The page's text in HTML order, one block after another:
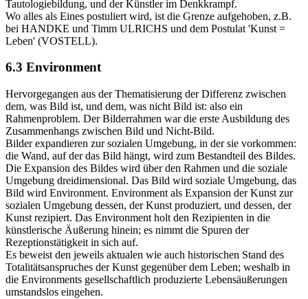
Tautologiebildung, und der Künstler im Denkkrampf.
Wo alles als Eines postuliert wird, ist die Grenze aufgehoben, z.B.
bei HANDKE und Timm ULRICHS und dem Postulat 'Kunst =
Leben' (VOSTELL).
6.3 Environment
Hervorgegangen aus der Thematisierung der Differenz zwischen
dem, was Bild ist, und dem, was nicht Bild ist: also ein
Rahmenproblem. Der Bilderrahmen war die erste Ausbildung des
Zusammenhangs zwischen Bild und Nicht-Bild.
Bilder expandieren zur sozialen Umgebung, in der sie vorkommen:
die Wand, auf der das Bild hängt, wird zum Bestandteil des Bildes.
Die Expansion des Bildes wird über den Rahmen und die soziale
Umgebung dreidimensional. Das Bild wird soziale Umgebung, das
Bild wird Environment. Environment als Expansion der Kunst zur
sozialen Umgebung dessen, der Kunst produziert, und dessen, der
Kunst rezipiert. Das Environment holt den Rezipienten in die
künstlerische Äußerung hinein; es nimmt die Spuren der
Rezeptionstätigkeit in sich auf.
Es beweist den jeweils aktualen wie auch historischen Stand des
Totalitätsanspruches der Kunst gegenüber dem Leben; weshalb in
die Environments gesellschaftlich produzierte Lebensäußerungen
umstandslos eingehen.